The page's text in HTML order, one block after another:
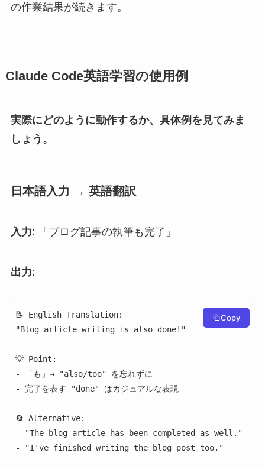
の作業結果が続きます。
Claude Code英語学習の使用例
実際にどのように動作するか、具体例を見てみま
しょう。
日本語入力 → 英語翻訳
入力: 「ブログ記事の執筆も完了」
出力:
📝 English Translation:
"Blog article writing is also done!"
💡 Point:
- 「も」→ "also/too" を忘れずに
- 完了を表す "done" はカジュアルな表現
🔄 Alternative:
- "The blog article has been completed as well."
- "I've finished writing the blog post too."
Copy